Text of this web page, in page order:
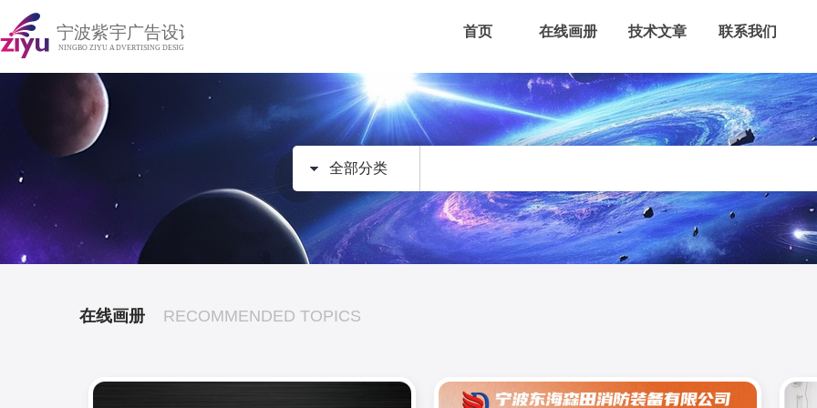
首页 在线画册 技术文章 联系我们
全部分类
在线画册 RECOMMENDED TOPICS